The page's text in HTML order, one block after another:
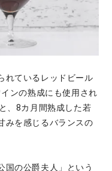
れているレッドビール
ンの熟成にも使用され
、8カ月間熟成した若
みを感じるバランスの
国の公爵夫人」という